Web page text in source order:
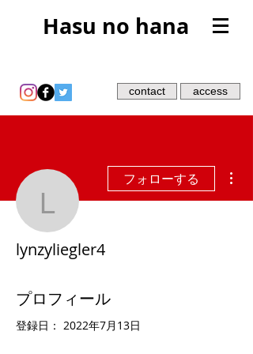
Hasu no hana
contact access
lynzyliegler4
フォローする
lynzyliegler4
プロフィール
登録日： 2022年7月13日